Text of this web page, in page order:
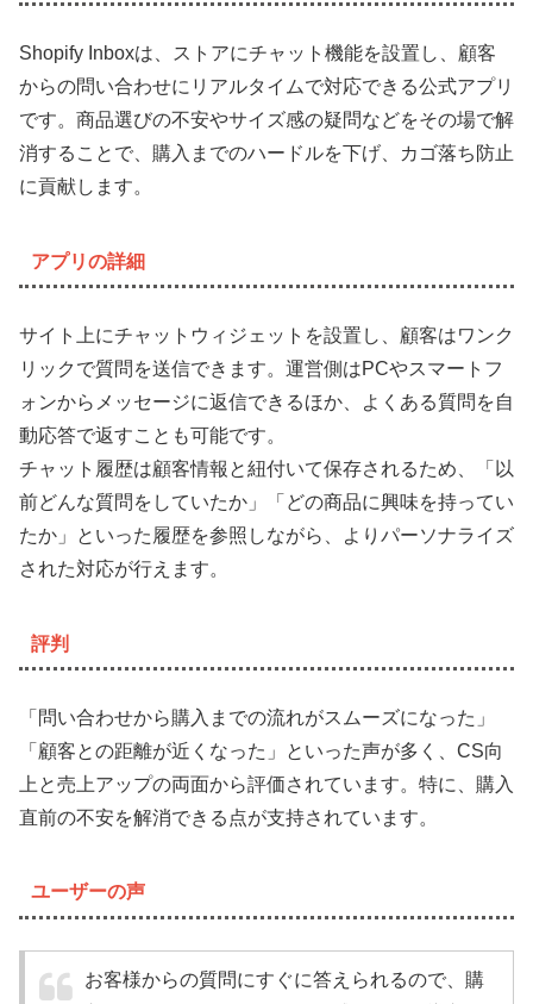
Shopify Inboxは、ストアにチャット機能を設置し、顧客
からの問い合わせにリアルタイムで対応できる公式アプリ
です。商品選びの不安やサイズ感の疑問などをその場で解
消することで、購入までのハードルを下げ、カゴ落ち防止
に貢献します。
アプリの詳細
サイト上にチャットウィジェットを設置し、顧客はワンク
リックで質問を送信できます。運営側はPCやスマートフ
ォンからメッセージに返信できるほか、よくある質問を自
動応答で返すことも可能です。
チャット履歴は顧客情報と紐付いて保存されるため、「以
前どんな質問をしていたか」「どの商品に興味を持ってい
たか」といった履歴を参照しながら、よりパーソナライズ
された対応が行えます。
評判
「問い合わせから購入までの流れがスムーズになった」
「顧客との距離が近くなった」といった声が多く、CS向
上と売上アップの両面から評価されています。特に、購入
直前の不安を解消できる点が支持されています。
ユーザーの声
お客様からの質問にすぐに答えられるので、購